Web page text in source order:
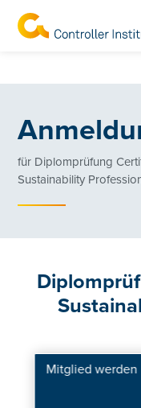
für Diplomprüfung
Sustainability
Mitglied werden